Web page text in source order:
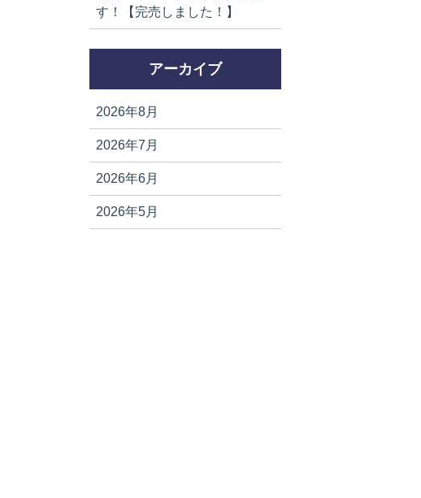
す！【完売しました！】
アーカイブ
2026年8月
2026年7月
2026年6月
2026年5月